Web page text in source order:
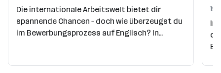
Die internationale Arbeitswelt bietet dir
spannende Chancen – doch wie überzeugst du
im Bewerbungsprozess auf Englisch? In
Anschreiben und einen aussagekräftigen CV
19.
In